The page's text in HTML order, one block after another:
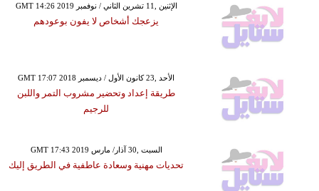
GMT 14:26 2019 الإثنين ,11 تشرين الثاني / نوفمبر
يزعجك أشخاص لا يفون بوعودهم
GMT 17:07 2018 الأحد ,23 كانون الأول / ديسمبر
طريقة إعداد وتحضير مشروب التمر واللبن
للرجيم
GMT 17:43 2019 السبت ,30 آذار/ مارس
تحديات مهنية وسعادة عاطفية في الطريق إليك